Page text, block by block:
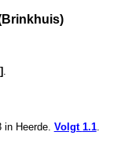
in Heerde. Volgt 1.1.